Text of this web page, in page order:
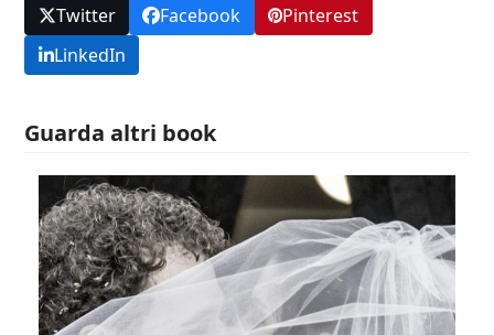
Twitter Facebook
Pinterest
LinkedIn
Guarda altri book